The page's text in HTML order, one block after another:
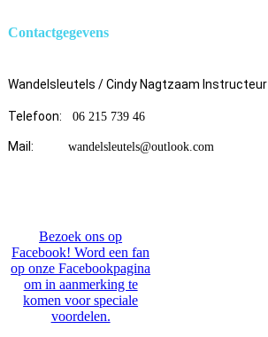
Contactgegevens
Wandelsleutels / Cindy Nagtzaam Instructeur
Telefoon: 06 215 739 46
Mail: wandelsleutels@outlook.com
Bezoek ons op
Facebook! Word een fan
op onze Facebookpagina
om in aanmerking te
komen voor speciale
voordelen.